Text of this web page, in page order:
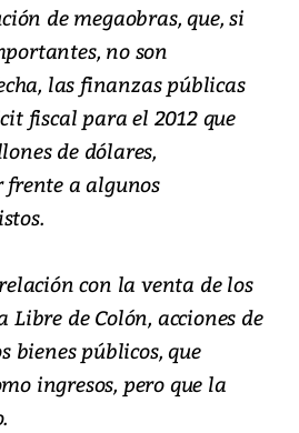
de megaobras, que, si
no son
las finanzas públicas
fiscal para el 2012 que
de dólares,
a algunos
con la venta de los
Libre de Colón, acciones de
bienes públicos, que
ingresos, pero que la